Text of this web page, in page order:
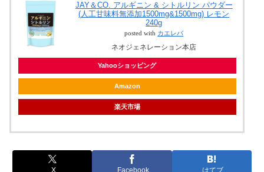
JAY＆CO. アルギニン & シトルリン パウダー
(人工甘味料無添加1500mg&1500mg) レモン
240g
posted with カエレバ
ネオジェネレーション本店
Yahooショッピング
Amazon
楽天市場
X Facebook はてブ